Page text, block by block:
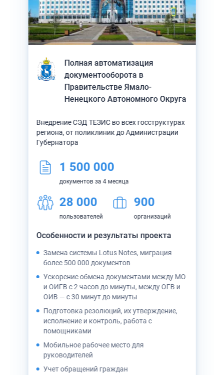
Полная автоматизация
документооборота в
Правительстве Ямало-
Ненецкого Автономного Округа
Внедрение СЭД ТЕЗИС во всех госструктурах
региона, от поликлиник до Администрации
Губернатора
1 500 000
документов за 4 месяца
28 000
пользователей
900
организаций
Особенности и результаты проекта
Замена системы Lotus Notes, миграция
более 500 000 документов
Ускорение обмена документами между МО
и ОИГВ с 2 часов до минуты, между ОГВ и
ОИВ — с 30 минут до минуты
Подготовка резолюций, их утверждение,
исполнение и контроль, работа с
помощниками
Мобильное рабочее место для
руководителей
Учет обращений граждан